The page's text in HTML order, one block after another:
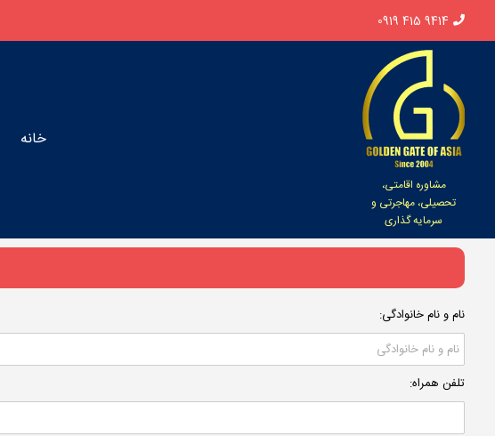
0919 415 9414
مشاوره اقامتی،
تحصیلی، مهاجرتی و
سرمایه گذاری
خانه
نام و نام خانوادگی:
تلفن همراه: